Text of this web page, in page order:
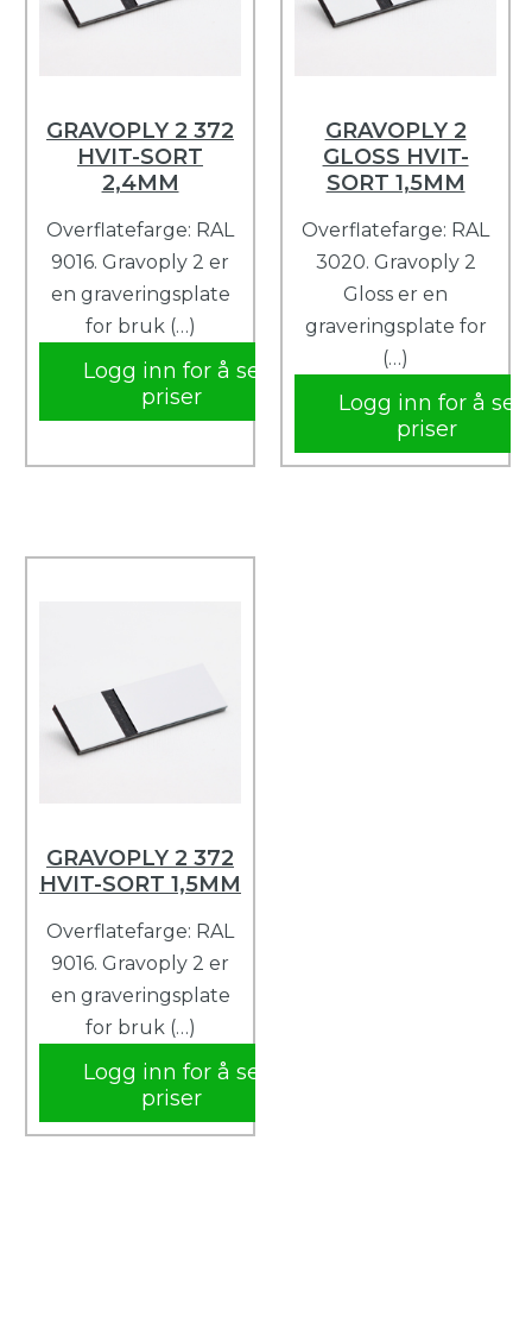
GRAVOPLY 2 372
HVIT-SORT
2,4MM
Overflatefarge: RAL
9016. Gravoply 2 er
en graveringsplate
for bruk (…)
Logg inn for å se
priser
GRAVOPLY 2
GLOSS HVIT-
SORT 1,5MM
Overflatefarge: RAL
3020. Gravoply 2
Gloss er en
graveringsplate for
(…)
Logg inn for å se
priser
GRAVOPLY 2 372
HVIT-SORT 1,5MM
Overflatefarge: RAL
9016. Gravoply 2 er
en graveringsplate
for bruk (…)
Logg inn for å se
priser